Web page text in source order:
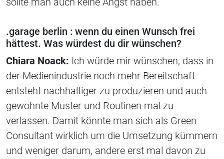
.garage berlin : wenn du einen Wunsch frei
hättest. Was würdest du dir wünschen?
Chiara Noack: Ich würde mir wünschen, dass in
der Medienindustrie noch mehr Bereitschaft
entsteht nachhaltiger zu produzieren und auch
gewohnte Muster und Routinen mal zu
verlassen. Damit könnte man sich als Green
Consultant wirklich um die Umsetzung kümmern
und weniger darum, andere erst mal davon zu